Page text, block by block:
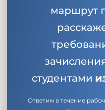
маршрут
студентами
Ответим в течение